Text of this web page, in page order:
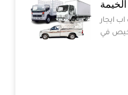
ايجار
في